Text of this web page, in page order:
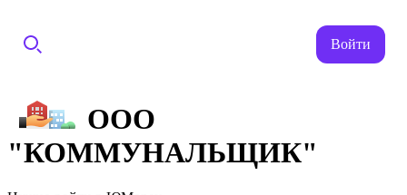
Войти
ООО
"КОММУНАЛЬЩИК"